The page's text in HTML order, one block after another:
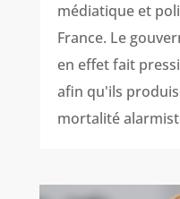
médiatique et
France. Le
en effet fait
afin qu'ils
mortalité